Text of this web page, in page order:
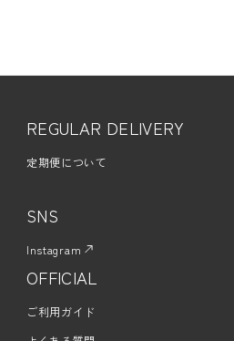
REGULAR DELIVERY
定期便について
SNS
Instagram
OFFICIAL
ご利用ガイド